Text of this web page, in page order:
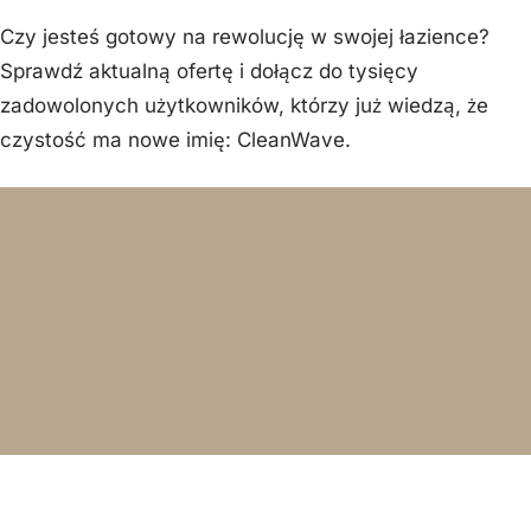
Czy jesteś gotowy na rewolucję w swojej łazience?
Sprawdź aktualną ofertę i dołącz do tysięcy
zadowolonych użytkowników, którzy już wiedzą, że
czystość ma nowe imię: CleanWave.